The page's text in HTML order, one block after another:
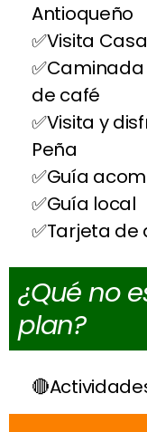
Antioqueño
Visita
Caminada
de café
Visita y
Peña
Guía
Guía local
Tarjeta de
¿Qué no
plan?